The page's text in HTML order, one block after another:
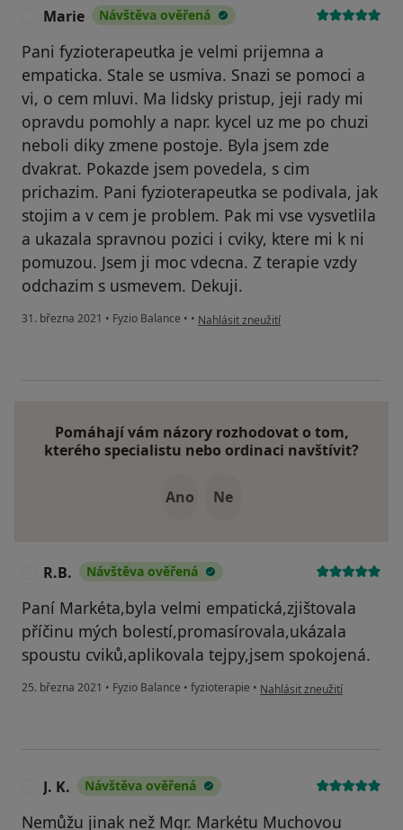
Marie Návštěva ověřená
Pani fyzioterapeutka je velmi prijemna a
empaticka. Stale se usmiva. Snazi se pomoci a
vi, o cem mluvi. Ma lidsky pristup, jeji rady mi
opravdu pomohly a napr. kycel uz me po chuzi
neboli diky zmene postoje. Byla jsem zde
dvakrat. Pokazde jsem povedela, s cim
prichazim. Pani fyzioterapeutka se podivala, jak
stojim a v cem je problem. Pak mi vse vysvetlila
a ukazala spravnou pozici i cviky, ktere mi k ni
pomuzou. Jsem ji moc vdecna. Z terapie vzdy
odchazim s usmevem. Dekuji.
31. března 2021 • Fyzio Balance • • podle názoru uživatele Marie
Nahlásit zneužití
Pomáhají vám názory rozhodovat o tom,
kterého specialistu nebo ordinaci navštívit?
Ano Ne
R.B. Návštěva ověřená
Paní Markéta,byla velmi empatická,zjištovala
příčinu mých bolestí,promasírovala,ukázala
spoustu cviků,aplikovala tejpy,jsem spokojená.
25. března 2021 • Fyzio Balance • fyzioterapie • podle názoru uživatele R.B.
Nahlásit zneužití
J. K. Návštěva ověřená
Nemůžu jinak než Mgr. Markétu Muchovou